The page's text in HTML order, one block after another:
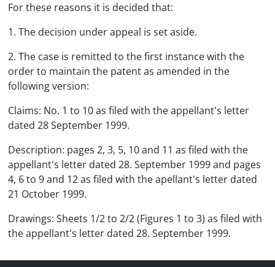
For these reasons it is decided that:
1. The decision under appeal is set aside.
2. The case is remitted to the first instance with the
order to maintain the patent as amended in the
following version:
Claims: No. 1 to 10 as filed with the appellant's letter
dated 28 September 1999.
Description: pages 2, 3, 5, 10 and 11 as filed with the
appellant's letter dated 28. September 1999 and pages
4, 6 to 9 and 12 as filed with the apellant's letter dated
21 October 1999.
Drawings: Sheets 1/2 to 2/2 (Figures 1 to 3) as filed with
the appellant's letter dated 28. September 1999.